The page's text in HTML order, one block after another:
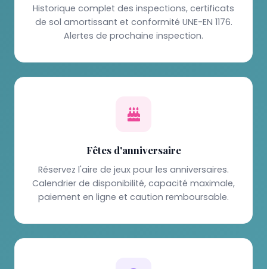
Historique complet des inspections, certificats
de sol amortissant et conformité UNE-EN 1176.
Alertes de prochaine inspection.
Fêtes d'anniversaire
Réservez l'aire de jeux pour les anniversaires.
Calendrier de disponibilité, capacité maximale,
paiement en ligne et caution remboursable.